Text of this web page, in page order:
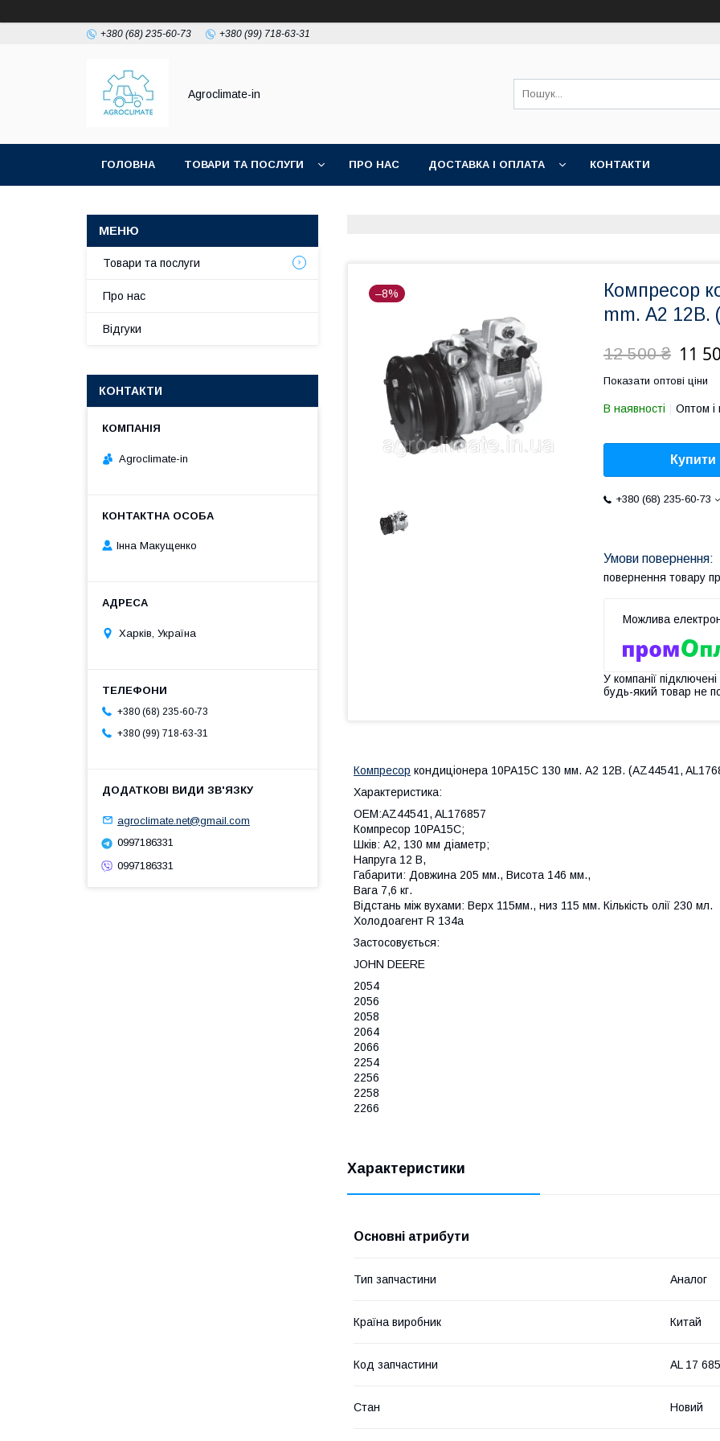
+380 (68) 235-60-73 +380 (99) 718-63-31
Agroclimate-in
ГОЛОВНА ТОВАРИ ТА ПОСЛУГИ ПРО НАС ДОСТАВКА І ОПЛАТА КОНТАКТИ
–8%
Компресор
mm. А2 12В.
12 500 ₴ 11
Показати оптові ціни
В наявності Оптом і
Купити
+380 (68) 235-60-73
повернення товару
У компанії
будь-який товар не
Компресор кондиціонера 10PA15C 130 мм. А2 12В. (AZ44541,
Характеристика:
OEM:AZ44541, AL176857
Компресор 10PA15C;
Шків: А2, 130 мм діаметр;
Напруга 12 В,
Габарити: Довжина 205 мм., Висота 146 мм.,
Вага 7,6 кг.
Відстань між вухами: Верх 115мм., низ 115 мм. Кількість олії 230 мл.
Холодоагент R 134a
Застосовується:
JOHN DEERE
2054
2056
2058
2064
2066
2254
2256
2258
2266
Характеристики
Основні атрибути
Тип запчастини Аналог
Країна виробник Китай
Код запчастини AL 17
Стан Новий
Товари та послуги
Про нас
Відгуки
КОНТАКТИ
Agroclimate-in
Інна Макущенко
Харків, Україна
+380 (68) 235-60-73
+380 (99) 718-63-31
agroclimate.net@gmail.com
0997186331
0997186331